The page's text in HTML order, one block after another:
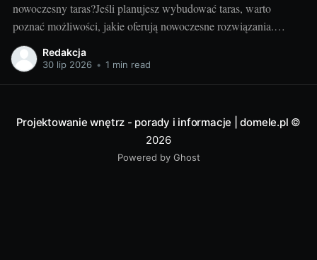
nowoczesny taras?Jeśli planujesz wybudować taras, warto
poznać możliwości, jakie oferują nowoczesne rozwiązania.
Można przecież zdecydować się na coś więcej niż tylko
tradycyjną terakotę. Ale jak wygląda nowoczesny taras i dlaczego
Redakcja
30 lip 2026 • 1 min read
Projektowanie wnętrz - porady i informacje | domele.pl ©
2026
Powered by Ghost